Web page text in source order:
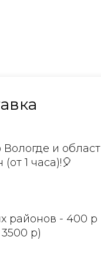
и
1 часа)!🎈
районов - 400 р
р)